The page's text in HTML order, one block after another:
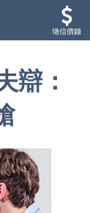
徵信價錢
辯：